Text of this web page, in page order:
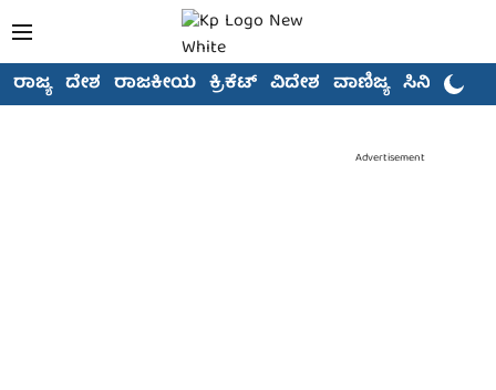
ರಾಜ್ಯ ದೇಶ ರಾಜಕೀಯ ಕ್ರಿಕೆಟ್ ವಿದೇಶ ವಾಣಿಜ್ಯ ಸಿನಿಮಾ
Advertisement